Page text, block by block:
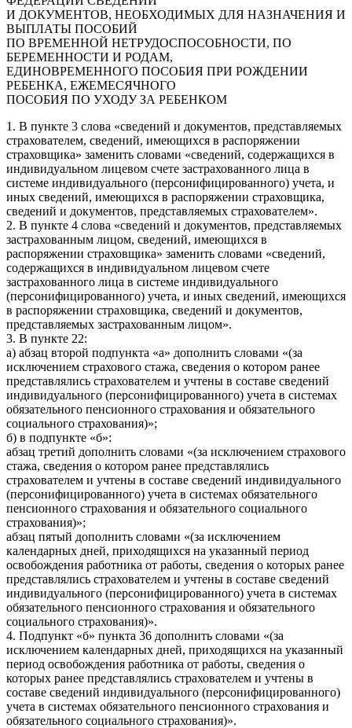
И ДОКУМЕНТОВ, НЕОБХОДИМЫХ ДЛЯ НАЗНАЧЕНИЯ И
ВЫПЛАТЫ ПОСОБИЙ
ПО ВРЕМЕННОЙ НЕТРУДОСПОСОБНОСТИ, ПО
БЕРЕМЕННОСТИ И РОДАМ,
ЕДИНОВРЕМЕННОГО ПОСОБИЯ ПРИ РОЖДЕНИИ
РЕБЕНКА, ЕЖЕМЕСЯЧНОГО
ПОСОБИЯ ПО УХОДУ ЗА РЕБЕНКОМ
1. В пункте 3 слова «сведений и документов, представляемых
страхователем, сведений, имеющихся в распоряжении
страховщика» заменить словами «сведений, содержащихся в
индивидуальном лицевом счете застрахованного лица в
системе индивидуального (персонифицированного) учета, и
иных сведений, имеющихся в распоряжении страховщика,
сведений и документов, представляемых страхователем».
2. В пункте 4 слова «сведений и документов, представляемых
застрахованным лицом, сведений, имеющихся в
распоряжении страховщика» заменить словами «сведений,
содержащихся в индивидуальном лицевом счете
застрахованного лица в системе индивидуального
(персонифицированного) учета, и иных сведений, имеющихся
в распоряжении страховщика, сведений и документов,
представляемых застрахованным лицом».
3. В пункте 22:
а) абзац второй подпункта «а» дополнить словами «(за
исключением страхового стажа, сведения о котором ранее
представлялись страхователем и учтены в составе сведений
индивидуального (персонифицированного) учета в системах
обязательного пенсионного страхования и обязательного
социального страхования)»;
б) в подпункте «б»:
абзац третий дополнить словами «(за исключением страхового
стажа, сведения о котором ранее представлялись
страхователем и учтены в составе сведений индивидуального
(персонифицированного) учета в системах обязательного
пенсионного страхования и обязательного социального
страхования)»;
абзац пятый дополнить словами «(за исключением
календарных дней, приходящихся на указанный период
освобождения работника от работы, сведения о которых ранее
представлялись страхователем и учтены в составе сведений
индивидуального (персонифицированного) учета в системах
обязательного пенсионного страхования и обязательного
социального страхования)».
4. Подпункт «б» пункта 36 дополнить словами «(за
исключением календарных дней, приходящихся на указанный
период освобождения работника от работы, сведения о
которых ранее представлялись страхователем и учтены в
составе сведений индивидуального (персонифицированного)
учета в системах обязательного пенсионного страхования и
обязательного социального страхования)».